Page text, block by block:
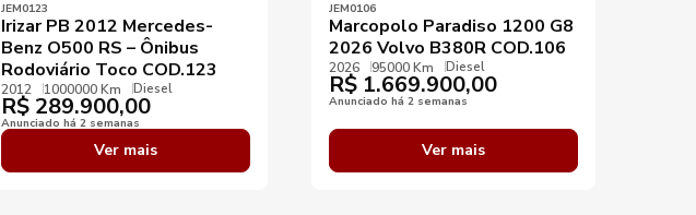
JEM0123
Irizar PB 2012 Mercedes-
Benz O500 RS – Ônibus
Rodoviário Toco COD.123
2012 1000000 Km Diesel
R$ 289.900,00
Anunciado há 2 semanas
Ver mais
JEM0106
Marcopolo Paradiso 1200 G8
2026 Volvo B380R COD.106
2026 95000 Km Diesel
R$ 1.669.900,00
Anunciado há 2 semanas
Ver mais